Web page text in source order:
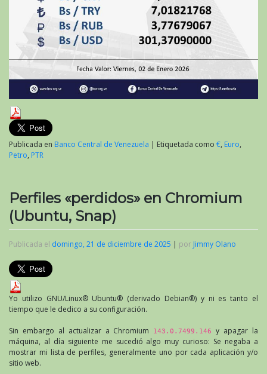
Publicada en Banco Central de Venezuela | Etiquetada como €, Euro,
Petro, PTR
Perfiles «perdidos» en Chromium
(Ubuntu, Snap)
Publicada el domingo, 21 de diciembre de 2025 | por Jimmy Olano
Yo utilizo GNU/Linux® Ubuntu® (derivado Debian®) y ni es tanto el
tiempo que le dedico a su configuración.
Sin embargo al actualizar a Chromium 143.0.7499.146
y apagar la
máquina, al día siguiente me sucedió algo muy curioso: Se negaba a
mostrar mi lista de perfiles, generalmente uno por cada aplicación y/o
sitio web.